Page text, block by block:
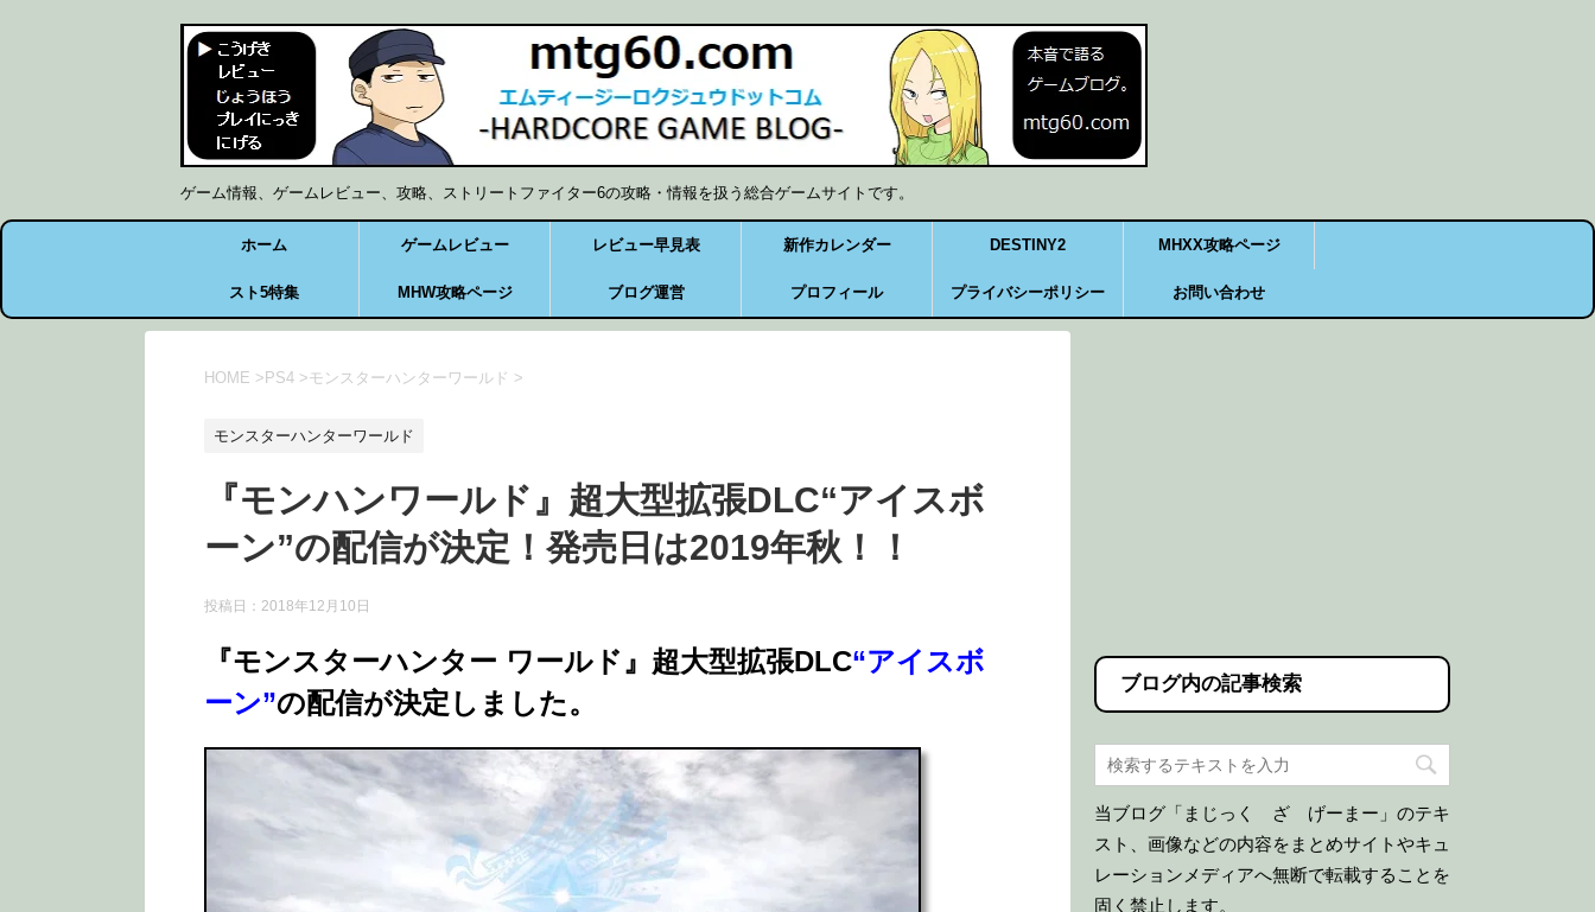
ゲーム情報、ゲームレビュー、攻略、ストリートファイター6の攻略・情報を扱う総合ゲームサイトです。
ホーム ゲームレビュー レビュー早見表 新作カレンダー DESTINY2 MHXX攻略ページ
スト5特集 MHW攻略ページ ブログ運営 プロフィール プライバシーポリシー お問い合わせ
HOME > PS4 >モンスターハンターワールド >
モンスターハンターワールド
『モンハンワールド』超大型拡張DLC“アイスボ
ーン”の配信が決定！発売日は2019年秋！！
投稿日： 2018年12月10日
『モンスターハンター ワールド』超大型拡張DLC“アイスボ
ーン”の配信が決定しました。
ブログ内の記事検索
当ブログ「まじっく ざ げーまー」のテキ
スト、画像などの内容をまとめサイトやキュ
レーションメディアへ無断で転載することを
固く禁止します。